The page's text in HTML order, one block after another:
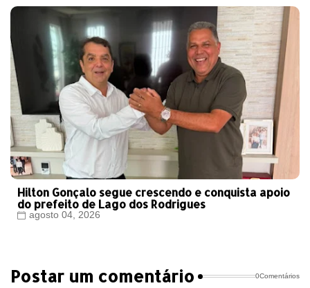
Hilton Gonçalo segue crescendo e conquista apoio
do prefeito de Lago dos Rodrigues
agosto 04, 2026
Postar um comentário 0Comentários